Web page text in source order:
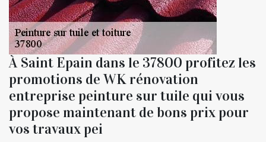
À Saint Epain dans le 37800 profitez les
promotions de WK rénovation
entreprise peinture sur tuile qui vous
propose maintenant de bons prix pour
vos travaux pei